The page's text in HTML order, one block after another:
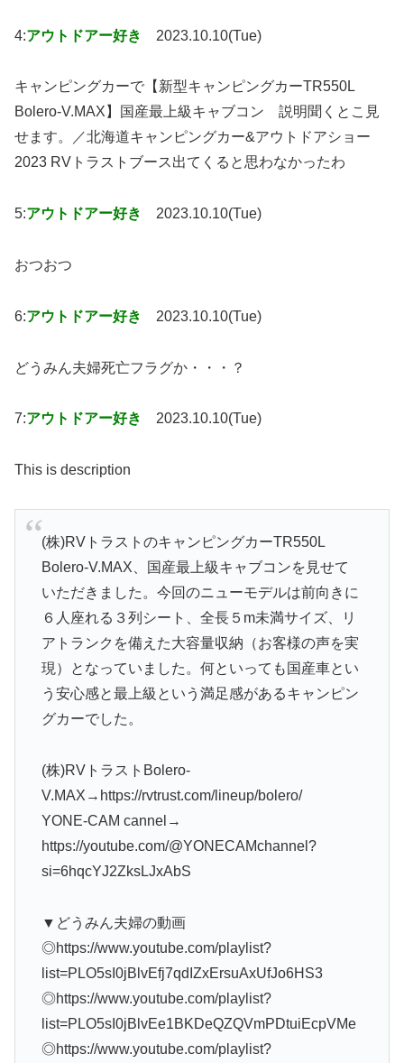
4:アウトドアー好き 2023.10.10(Tue)
キャンピングカーで【新型キャンピングカーTR550L
Bolero-V.MAX】国産最上級キャブコン 説明聞くとこ見
せます。／北海道キャンピングカー&アウトドアショー
2023 RVトラストブース出てくると思わなかったわ
5:アウトドアー好き 2023.10.10(Tue)
おつおつ
6:アウトドアー好き 2023.10.10(Tue)
どうみん夫婦死亡フラグか・・・？
7:アウトドアー好き 2023.10.10(Tue)
This is description
(株)RVトラストのキャンピングカーTR550L
Bolero-V.MAX、国産最上級キャブコンを見せて
いただきました。今回のニューモデルは前向きに
６人座れる３列シート、全長５m未満サイズ、リ
アトランクを備えた大容量収納（お客様の声を実
現）となっていました。何といっても国産車とい
う安心感と最上級という満足感があるキャンピン
グカーでした。
(株)RVトラストBolero-
V.MAX→https://rvtrust.com/lineup/bolero/
YONE-CAM cannel→
https://youtube.com/@YONECAMchannel?
si=6hqcYJ2ZksLJxAbS
▼どうみん夫婦の動画
◎https://www.youtube.com/playlist?
list=PLO5sI0jBlvEfj7qdIZxErsuAxUfJo6HS3
◎https://www.youtube.com/playlist?
list=PLO5sI0jBlvEe1BKDeQZQVmPDtuiEcpVMe
◎https://www.youtube.com/playlist?